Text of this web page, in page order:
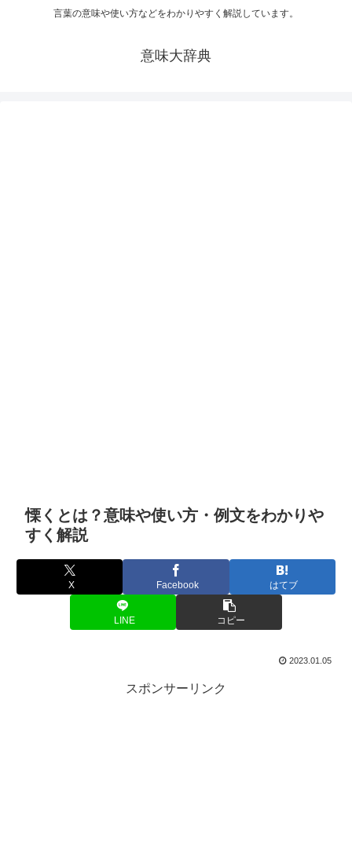
言葉の意味や使い方などをわかりやすく解説しています。
意味大辞典
慄くとは？意味や使い方・例文をわかりや
すく解説
X Facebook はてブ
LINE コピー
2023.01.05
スポンサーリンク